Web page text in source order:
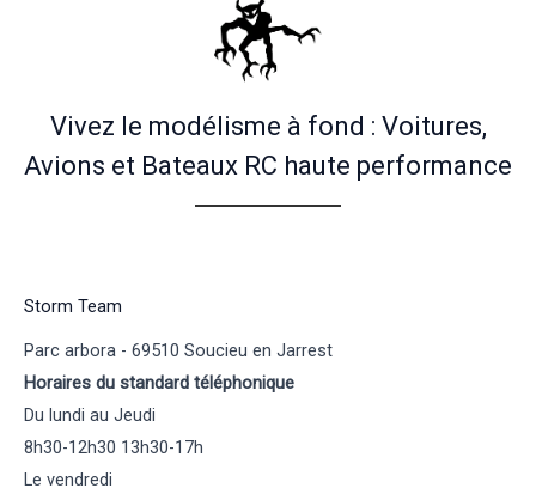
Vivez le modélisme à fond : Voitures,
Avions et Bateaux RC haute performance
Storm Team
Parc arbora - 69510 Soucieu en Jarrest
Horaires du standard téléphonique
Du lundi au Jeudi
8h30-12h30 13h30-17h
Le vendredi